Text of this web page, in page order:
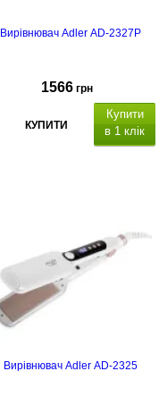
Вирівнювач Adler AD-2327P
1566 грн
КУПИТИ
Купити
в 1 клік
Вирівнювач Adler AD-2325